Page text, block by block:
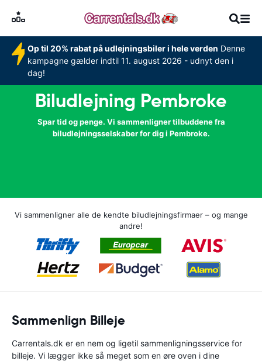
Op til 20% rabat på udlejningsbiler i hele verden Denne
kampagne gælder indtil 11. august 2026 - udnyt den i
dag!
Biludlejning Pembroke
Spar tid og penge. Vi sammenligner tilbuddene fra
biludlejningsselskaber for dig i Pembroke.
Vi sammenligner alle de kendte biludlejningsfirmaer – og mange
andre!
Sammenlign Billeje
Carrentals.dk er en nem og ligetil sammenligningsservice for
billeje. Vi lægger ikke så meget som en øre oven i dine